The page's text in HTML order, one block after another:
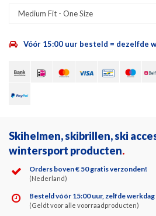
Medium Fit - One Size
Vóór 15:00 uur besteld = dezelfde
Skihelmen, skibrillen, ski
wintersport producten.
Orders boven € 50 gratis verzonden!
(Nederland)
Besteld vóór 15:00 uur, zelfde
(Geldt voor alle voorraadproducten)